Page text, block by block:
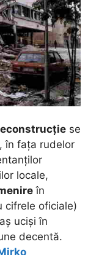
se
, în fața rudelor
locale,
în
cifrele oficiale)
uciși în
decentă.